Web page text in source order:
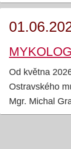
Od května
Ostravského
Mgr. Michal